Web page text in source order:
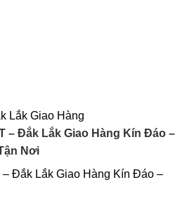
– Đắk Lắk Giao Hàng Kín Đáo –
Nơi
– Đắk Lắk Giao Hàng Kín Đáo –